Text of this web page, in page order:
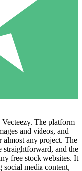
The platform
and videos, and
almost any project. The
straightforward, and the
free stock websites. It
social media content,